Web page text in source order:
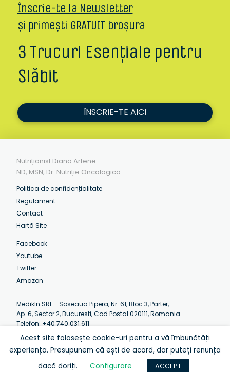
Înscrie-te la Newsletter
și primești GRATUIT broșura
3 Trucuri Esențiale pentru
Slăbit
ÎNSCRIE-TE AICI
Nutriționist Diana Artene
ND, MSN, Dr. Nutriție Oncologică
Politica de confidențialitate
Regulament
Contact
Hartă Site
Facebook
Youtube
Twitter
Amazon
MedikIn SRL - Soseaua Pipera, Nr. 61, Bloc 3, Parter,
Ap. 6, Sector 2, Bucuresti, Cod Postal 020111, Romania
Telefon: +40 740 031 611
Email: contact@artenediana.com
Luni-Vineri: 07:30 - 12:30 (EEST)
© Diana Artene 2013-2020
Acest site folosește cookie-uri pentru a vă îmbunătăți
experiența. Presupunem că ești de acord, dar puteți renunța
dacă doriți.
Configurare ACCEPT